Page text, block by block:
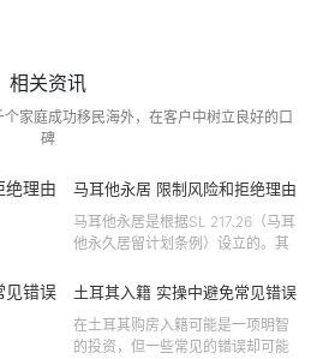
相关资讯
家庭成功移民海外，在客户中树立良好的口
碑
马耳他永居 限制风险和拒绝理由
马耳他永居是根据SL 217.26（马耳
他永久居留计划条例）设立的。其
121 号法律公告，并随后根据2024
土耳其入籍 实操中避免常见错误
在土耳其购房入籍可能是一项明智
的投资，但一些常见的错误却可能